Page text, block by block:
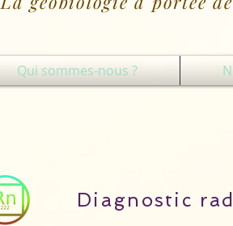
Qui sommes-nous ?
Diagnostic